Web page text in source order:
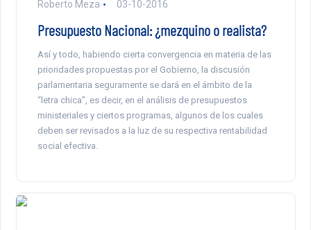
Roberto Meza 03-10-2016
Presupuesto Nacional: ¿mezquino o realista?
Así y todo, habiendo cierta convergencia en materia de las
prioridades propuestas por el Gobierno, la discusión
parlamentaria seguramente se dará en el ámbito de la
“letra chica”, es decir, en el análisis de presupuestos
ministeriales y ciertos programas, algunos de los cuales
deben ser revisados a la luz de su respectiva rentabilidad
social efectiva.